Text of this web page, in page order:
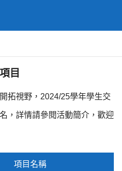
目
拓視野，2024/25學年學生交
，詳情請參閱活動簡介，歡迎
項目名稱